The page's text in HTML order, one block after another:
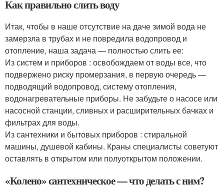
Как правильно слить воду
Итак, чтобы в наше отсутствие на даче зимой вода не
замерзла в трубах и не повредила водопровод и
отопление, наша задача — полностью слить ее:
Из систем и приборов : освобождаем от воды все, что
подвержено риску промерзания, в первую очередь —
подводящий водопровод, систему отопления,
водонагревательные приборы. Не забудьте о насосе или
насосной станции, сливных и расширительных бачках и
фильтрах для воды.
Из сантехники и бытовых приборов : стиральной
машины, душевой кабины. Краны специалисты советуют
оставлять в открытом или полуоткрытом положении.
«Колено» сантехническое — что делать с ним?